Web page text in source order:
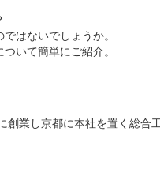
はないでしょうか。
いて簡単にご紹介。
業し京都に本社を置く総合